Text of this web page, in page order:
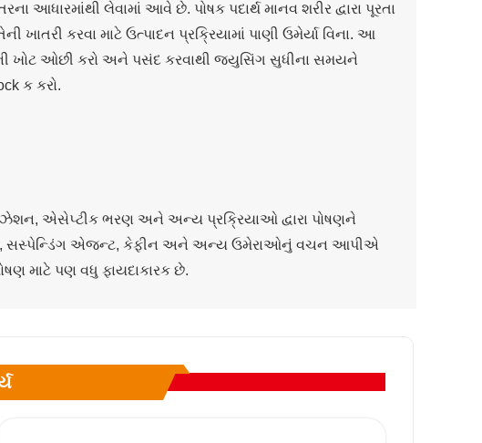
આધારમાંથી લેવામાં આવે છે. પોષક પદાર્થ માનવ શરીર દ્વારા પૂરતા
ખાતરી કરવા માટે ઉત્પાદન પ્રક્રિયામાં પાણી ઉમેર્યા વિના. આ
ખોટ ઓછી કરો અને પસંદ કરવાથી જ્યુસિંગ સુધીના સમયને
ક કરો.
એસેપ્ટીક ભરણ અને અન્ય પ્રક્રિયાઓ દ્વારા પોષણને
સસ્પેન્ડિંગ એજન્ટ, કેફીન અને અન્ય ઉમેરાઓનું વચન આપીએ
માટે પણ વધુ ફાયદાકારક છે.